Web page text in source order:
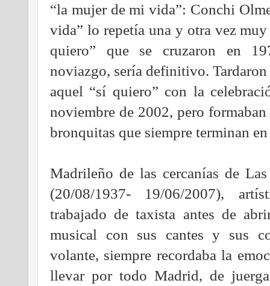
“la mujer de mi vida”: Conchi
vida” lo repetía una y otra vez
quiero” que se cruzaron en
noviazgo, sería definitivo.
aquel “sí quiero” con la
noviembre de 2002, pero
bronquitas que siempre terminan
Madrileño de las cercanías de
(20/08/1937- 19/06/2007),
trabajado de taxista antes de
musical con sus cantes y sus
volante, siempre recordaba la
llevar por todo Madrid, de